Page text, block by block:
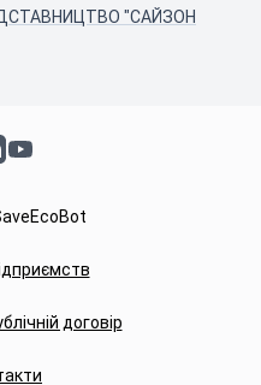
"САЙЗОН
YouTube
договір